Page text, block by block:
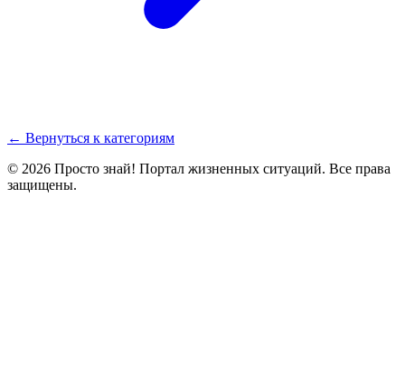
← Вернуться к категориям
© 2026 Просто знай! Портал жизненных ситуаций. Все права
защищены.